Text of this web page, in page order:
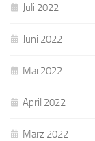
Juli 2022
Juni 2022
Mai 2022
April 2022
März 2022